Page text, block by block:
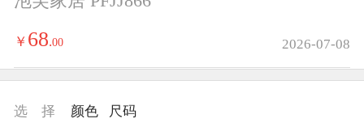
￥ 68.00 2026-07-08
选 择 颜色 尺码